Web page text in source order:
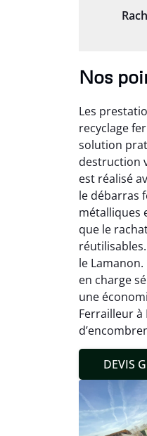
Nos
Les
recyclage
solution
destruction
est réalisé
le débarras
métalliques
que le
le
en charge
une
Ferrailleur
DEVIS